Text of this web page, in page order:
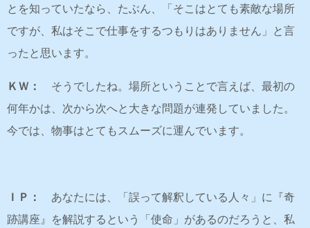
とを知っていたなら、たぶん、「そこはとても素敵な場所
ですが、私はそこで仕事をするつもりはありません」と言
ったと思います。
ＫＷ：
そうでしたね。場所ということで言えば、最初の
何年かは、次から次へと大きな問題が連発していました。
今では、物事はとてもスムーズに運んでいます。
ＩＰ：
あなたには、「誤って解釈している人々」に『奇
跡講座』を解説するという「使命」があるのだろうと、私